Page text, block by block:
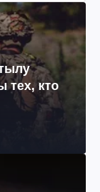
тех, кто